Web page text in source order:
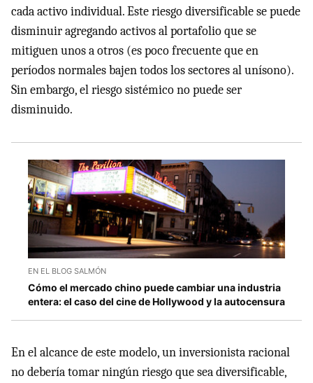
cada activo individual. Este riesgo diversificable se puede
disminuir agregando activos al portafolio que se
mitiguen unos a otros (es poco frecuente que en
períodos normales bajen todos los sectores al unísono).
Sin embargo, el riesgo sistémico no puede ser
disminuido.
EN EL BLOG SALMÓN
Cómo el mercado chino puede cambiar una industria
entera: el caso del cine de Hollywood y la autocensura
En el alcance de este modelo, un inversionista racional
no debería tomar ningún riesgo que sea diversificable,